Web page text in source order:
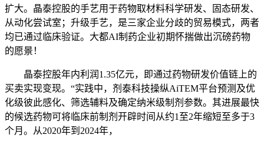
扩大。晶泰控股的手艺用于药物取材料科学研发、固态研发、
从动化尝试室；升级手艺，是三家企业分歧的贸易模式，两者
均已通过临床验证。大都AI制药企业初期怀揣做出沉磅药物
的愿景！
晶泰控股年内利润1.35亿元，即通过药物研发价值链上的
买卖实现变现。“实践中，剂泰科技操纵AiTEM平台预测及优
化级彼此感化、筛选辅料及确定纳米级制剂参数。其进展最快
的候选药物可将临床前制剂开辟时间从约1至2年缩短至多于3
个月。从2020年到2024年，